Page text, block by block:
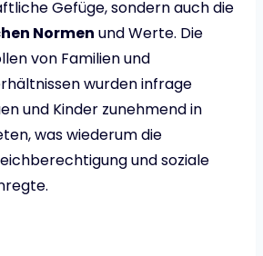
Gefüge, sondern auch die
Normen und Werte. Die
von Familien und
wurden infrage
und Kinder zunehmend in
was wiederum die
und soziale